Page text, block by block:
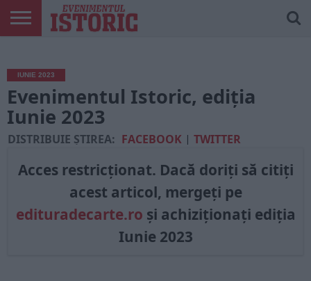
TIPĂRITE
PLAY
MEU
IUNIE 2023
Evenimentul Istoric, ediția
Iunie 2023
DISTRIBUIE ȘTIREA: FACEBOOK |TWITTER
Acces restricționat. Dacă doriți să citiți
acest articol, mergeți pe
edituradecarte.ro și achiziționați ediția
Iunie 2023